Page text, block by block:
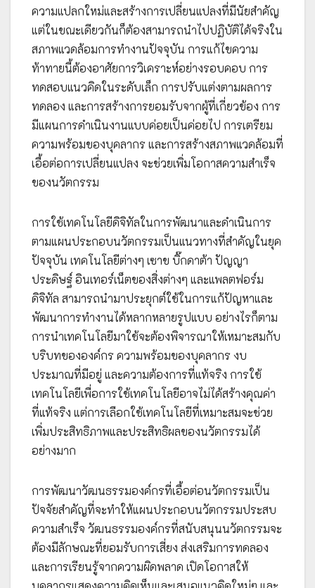
ความแปลกใหม่และสร้างการเปลี่ยนแปลงที่มีนัยสำคัญ
แต่ในขณะเดียวกันก็ต้องสามารถนำไปปฏิบัติได้จริงใน
สภาพแวดล้อมการทำงานปัจจุบัน การแก้ไขความ
ท้าทายนี้ต้องอาศัยการวิเคราะห์อย่างรอบคอบ การ
ทดสอบแนวคิดในระดับเล็ก การปรับแต่งตามผลการ
ทดลอง และการสร้างการยอมรับจากผู้ที่เกี่ยวข้อง การ
มีแผนการดำเนินงานแบบค่อยเป็นค่อยไป การเตรียม
ความพร้อมของบุคลากร และการสร้างสภาพแวดล้อมที่
เอื้อต่อการเปลี่ยนแปลง จะช่วยเพิ่มโอกาสความสำเร็จ
ของนวัตกรรม
การใช้เทคโนโลยีดิจิทัลในการพัฒนาและดำเนินการ
ตามแผนประกอบนวัตกรรมเป็นแนวทางที่สำคัญในยุค
ปัจจุบัน เทคโนโลยีต่างๆ เซาข บิ๊กดาต้า ปัญญา
ประดิษฐ์ อินเทอร์เน็ตของสิ่งต่างๆ และแพลตฟอร์ม
ดิจิทัล สามารถนำมาประยุกต์ใช้ในการแก้ปัญหาและ
พัฒนาการทำงานได้หลากหลายรูปแบบ อย่างไรก็ตาม
การนำเทคโนโลยีมาใช้จะต้องพิจารณาให้เหมาะสมกับ
บริบทขององค์กร ความพร้อมของบุคลากร งบ
ประมาณที่มีอยู่ และความต้องการที่แท้จริง การใช้
เทคโนโลยีเพื่อการใช้เทคโนโลยีอาจไม่ได้สร้างคุณค่า
ที่แท้จริง แต่การเลือกใช้เทคโนโลยีที่เหมาะสมจะช่วย
เพิ่มประสิทธิภาพและประสิทธิผลของนวัตกรรมได้
อย่างมาก
การพัฒนาวัฒนธรรมองค์กรที่เอื้อต่อนวัตกรรมเป็น
ปัจจัยสำคัญที่จะทำให้แผนประกอบนวัตกรรมประสบ
ความสำเร็จ วัฒนธรรมองค์กรที่สนับสนุนนวัตกรรมจะ
ต้องมีลักษณะที่ยอมรับการเสี่ยง ส่งเสริมการทดลอง
และการเรียนรู้จากความผิดพลาด เปิดโอกาสให้